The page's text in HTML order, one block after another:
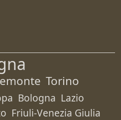
Torino
Bologna Lazio
Friuli-Venezia Giulia